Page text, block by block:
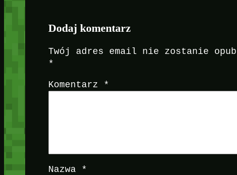
Dodaj komentarz
Twój adres email nie zostanie
*
Komentarz *
Nazwa *